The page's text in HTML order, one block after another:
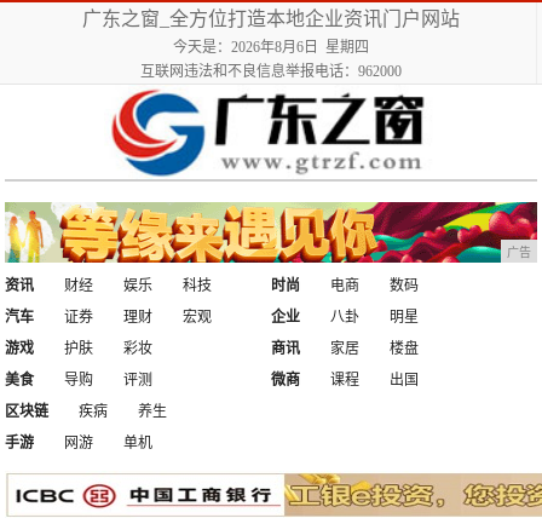
广东之窗_全方位打造本地企业资讯门户网站
今天是：2026年8月6日 星期四
互联网违法和不良信息举报电话：962000
广告
资讯 财经 娱乐
科技
汽车
证券 理财 宏观
时尚 电商
数码
企业
八卦
明星
游戏
护肤
彩妆
美食
导购 评测
商讯 家居
楼盘
微商
课程
出国
区块链
疾病
养生
手游
网游 单机